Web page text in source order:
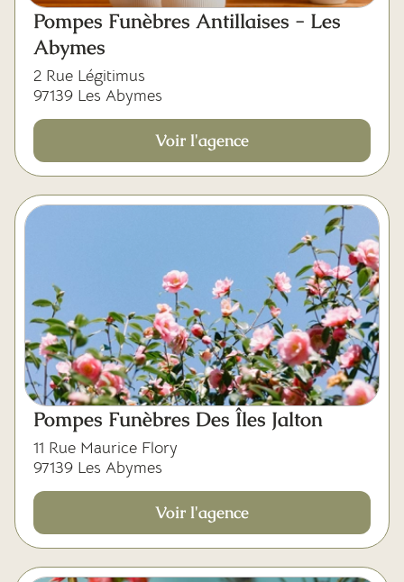
Mes dernières volontés
Pompes Funèbres Antillaises - Les
Abymes
2 Rue Légitimus
97139 Les Abymes
Voir l'agence
Pompes Funèbres Des Îles Jalton
11 Rue Maurice Flory
97139 Les Abymes
Voir l'agence